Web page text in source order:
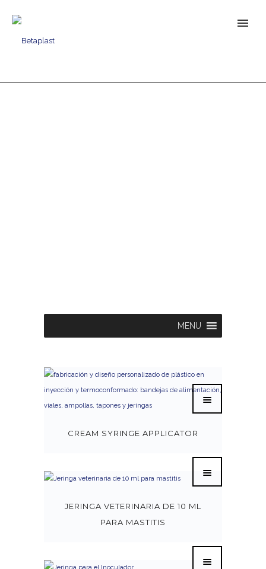
MENU
CREAM SYRINGE APPLICATOR
JERINGA VETERINARIA DE 10 ML
PARA MASTITIS